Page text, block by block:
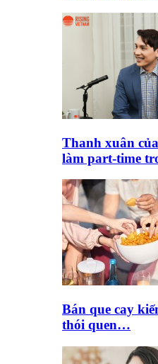
Thanh xuân
làm part-time
Bán que cay
thói quen…